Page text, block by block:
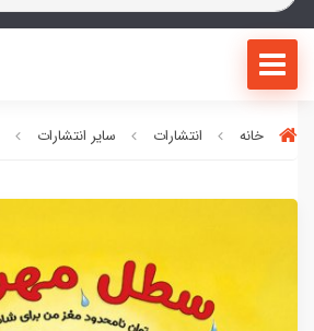
خانه انتشارات سایر انتشارات